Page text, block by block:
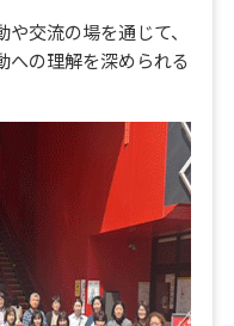
交流の場を通じて、
への理解を深められる